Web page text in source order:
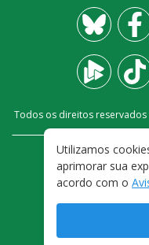
Todos os direitos reservados
TERMOS
Utilizamos
aprimorar sua
acordo com o